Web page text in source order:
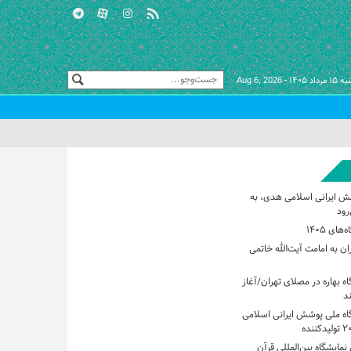
۱۴۰۵ - Aug 6, 2026
ایرانی اسلامی هدی، به
۱۴۰۵
به امامت آیت‌الله خاتمی
بهاره در مصلای تهران/آغاز
ملی پوشش ایرانی اسلامی
بین‌المللی قرآن